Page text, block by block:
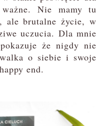
Nie mamy tu
ale brutalne życie, w
uczucia. Dla mnie
że nigdy nie
o siebie i swoje
end.